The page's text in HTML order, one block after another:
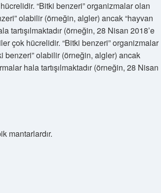
“Bitki benzeri” organizmalar olan
olabilir (örneğin, algler) ancak “hayvan
tartışılmaktadır (örneğin, 28 Nisan 2018’e
çok hücrelidir. “Bitki benzeri” organizmalar
benzeri” olabilir (örneğin, algler) ancak
hala tartışılmaktadır (örneğin, 28 Nisan
mantarlardır.